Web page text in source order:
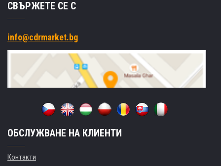
СВЪРЖЕТЕ СЕ С
info@cdrmarket.bg
ОБСЛУЖВАНЕ НА КЛИЕНТИ
Контакти